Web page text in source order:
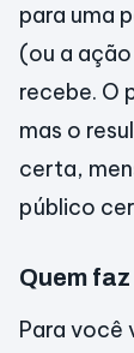
para uma
(ou a
recebe. O
mas o
certa,
público
Quem
Para você